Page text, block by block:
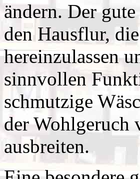
ändern. Der
den Hausflur,
hereinzulassen
sinnvollen
schmutzige
der Wohlgeruch
ausbreiten.